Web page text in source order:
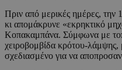
Πριν από μερικές ημέρες, την
κι απομάκρυνε «εκρηκτικό
Κοπακαμπάνα. Σύμφωνα με
χειροβομβίδα κρότου-
σχεδιασμένο για να